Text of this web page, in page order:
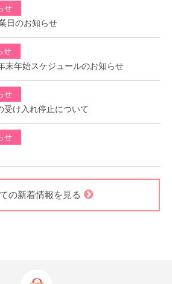
せ
日のお知らせ
せ
末年始スケジュールのお知らせ
せ
け入れ停止について
せ
の新着情報を見る